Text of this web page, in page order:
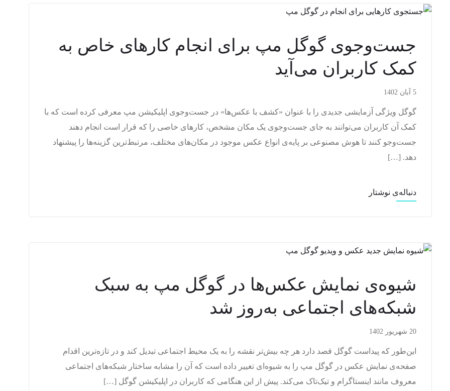
جست‌وجوی گوگل مپ برای انجام کارهای خاص به
کمک کاربران می‌آید
5 آبان 1402
گوگل ویژگی آزمایشی جدیدی را با عنوان «کشف با عکس‌ها» در جست‌وجوی اپلیکیشن مپ معرفی کرده است که با
کمک آن کاربران می‌توانند به جای جست‌وجوی یک مکان مشخص، کارهای خاصی را که قرار است انجام دهند
جست‌وجو کنند تا هوش مصنوعی بر پایه‌ی انواع عکس موجود در مکان‌های مختلف، مرتبط‌ترین گزینه‌ها را پیشنهاد
دهد. […]
دنباله‌ی نوشتار
شیوه‌ی نمایش عکس‌ها در گوگل مپ به سبک
شبکه‌های اجتماعی به‌روز شد
20 شهریور 1402
این‌طور که پیداست گوگل قصد دارد هر چه بیش‌تر نقشه را به یک محیط اجتماعی تبدیل کند و در تازه‌ترین اقدام
صفحه‌ی نمایش عکس در گوگل مپ را به شیوه‌ای تغییر داده است که آن را مشابه ساختار شبکه‌های اجتماعی
معروف مانند اینستاگرام و تیک‌تاک می‌کند. پیش از این هنگامی که کاربران در اپلیکیشن گوگل […]